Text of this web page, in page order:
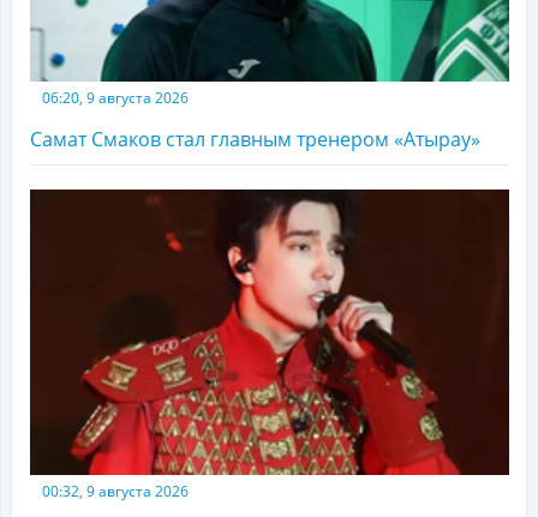
06:20, 9 августа 2026
Самат Смаков стал главным тренером «Атырау»
00:32, 9 августа 2026